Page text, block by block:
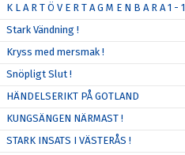
K L A R T Ö V E R T A G M E N B A R A 1 - 1
Stark Vändning !
Kryss med mersmak !
Snöpligt Slut !
HÄNDELSERIKT PÅ GOTLAND
KUNGSÄNGEN NÄRMAST !
STARK INSATS I VÄSTERÅS !